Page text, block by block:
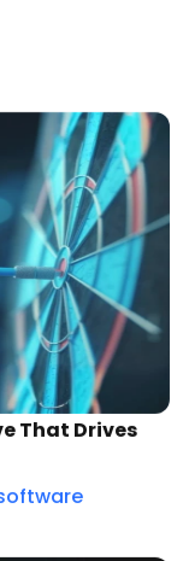
That Drives